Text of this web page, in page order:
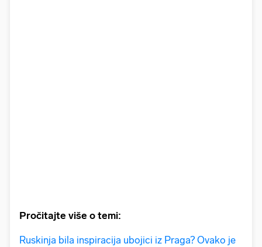
Pročitajte više o temi:
Ruskinja bila inspiracija ubojici iz Praga? Ovako je